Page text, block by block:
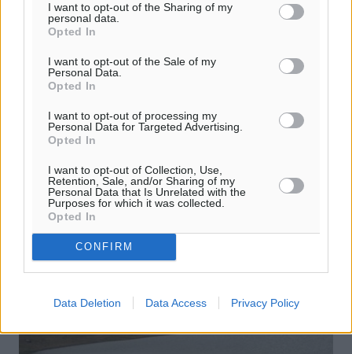
I want to opt-out of the Sharing of my
personal data.
Opted In
I want to opt-out of the Sale of my
Personal Data.
Opted In
I want to opt-out of processing my
Personal Data for Targeted Advertising.
Opted In
I want to opt-out of Collection, Use,
Retention, Sale, and/or Sharing of my
Personal Data that Is Unrelated with the
Purposes for which it was collected.
Opted In
CONFIRM
Data Deletion Data Access Privacy Policy
εμφάνισης της Κλαυδίας η τηλεθέαση
έφτασε το 77,6% στο σύνολο, ενώ στο
γυναικείο κοινό 89,5%
Ρεκόρ τηλεθέασης 15ετίας, που έφτασε έως και το
κατέκτησε η Κλαυδία και η «Αστερομάτα», στην 69η
Eurovision. Αξίζει να αναφερθεί ότι ...
18.05.25, 12:15